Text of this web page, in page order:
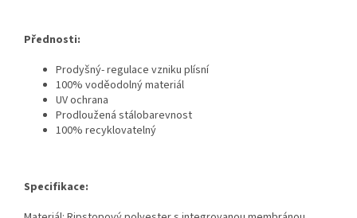
Přednosti:
Prodyšný- regulace vzniku plísní
100% voděodolný materiál
UV ochrana
Prodloužená stálobarevnost
100% recyklovatelný
Specifikace: